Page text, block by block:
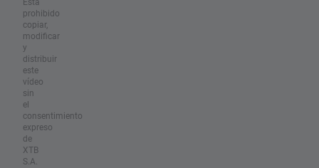
prohibido
copiar,
modificar
y
distribuir
este
vídeo
sin
el
consentimiento
expreso
de
XTB
S.A.